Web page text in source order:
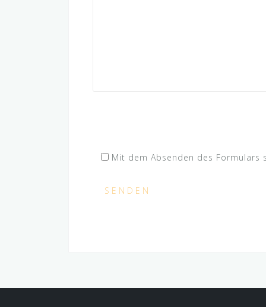
Mit dem Absenden des